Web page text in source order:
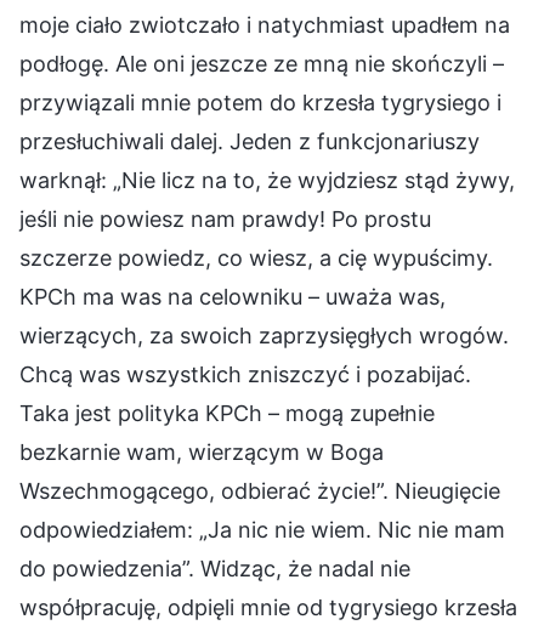
moje ciało zwiotczało i natychmiast upadłem na
podłogę. Ale oni jeszcze ze mną nie skończyli –
przywiązali mnie potem do krzesła tygrysiego i
przesłuchiwali dalej. Jeden z funkcjonariuszy
warknął: „Nie licz na to, że wyjdziesz stąd żywy,
jeśli nie powiesz nam prawdy! Po prostu
szczerze powiedz, co wiesz, a cię wypuścimy.
KPCh ma was na celowniku – uważa was,
wierzących, za swoich zaprzysięgłych wrogów.
Chcą was wszystkich zniszczyć i pozabijać.
Taka jest polityka KPCh – mogą zupełnie
bezkarnie wam, wierzącym w Boga
Wszechmogącego, odbierać życie!”. Nieugięcie
odpowiedziałem: „Ja nic nie wiem. Nic nie mam
do powiedzenia”. Widząc, że nadal nie
współpracuję, odpięli mnie od tygrysiego krzesła